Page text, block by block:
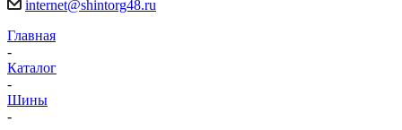
internet@shintorg48.ru
Главная
-
Каталог
-
Шины
-